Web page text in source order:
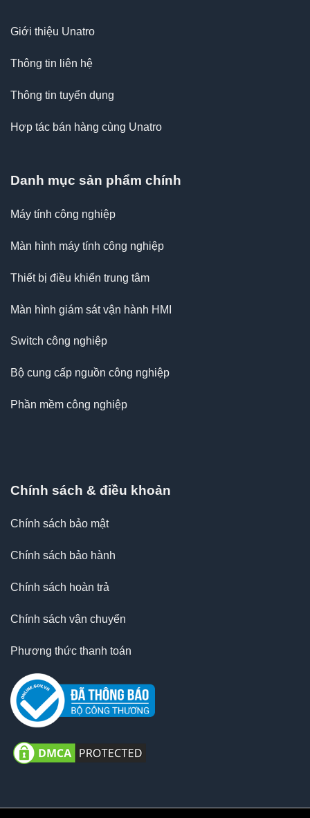
Giới thiệu Unatro
Thông tin liên hệ
Thông tin tuyển dụng
Hợp tác bán hàng cùng Unatro
Danh mục sản phẩm chính
Máy tính công nghiệp
Màn hình máy tính công nghiệp
Thiết bị điều khiển trung tâm
Màn hình giám sát vận hành HMI
Switch công nghiệp
Bộ cung cấp nguồn công nghiệp
Phần mềm công nghiệp
Chính sách & điều khoản
Chính sách bảo mật
Chính sách bảo hành
Chính sách hoàn trả
Chính sách vận chuyển
Phương thức thanh toán